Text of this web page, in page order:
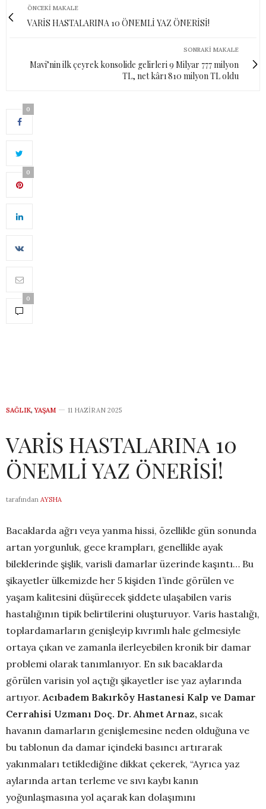
ÖNCEKI MAKALE
VARİS HASTALARINA 10 ÖNEMLİ YAZ ÖNERİSİ!
SONRAKI MAKALE
Mavi’nin ilk çeyrek konsolide gelirleri 9 Milyar 777 milyon
TL, net kârı 810 milyon TL oldu
0
0
0
SAĞLIK, YAŞAM 11 HAZIRAN 2025
VARİS HASTALARINA 10
ÖNEMLİ YAZ ÖNERİSİ!
tarafından AYSHA
Bacaklarda ağrı veya yanma hissi, özellikle gün sonunda
artan yorgunluk, gece krampları, genellikle ayak
bileklerinde şişlik, varisli damarlar üzerinde kaşıntı… Bu
şikayetler ülkemizde her 5 kişiden 1’inde görülen ve
yaşam kalitesini düşürecek şiddete ulaşabilen varis
hastalığının tipik belirtilerini oluşturuyor. Varis hastalığı,
toplardamarların genişleyip kıvrımlı hale gelmesiyle
ortaya çıkan ve zamanla ilerleyebilen kronik bir damar
problemi olarak tanımlanıyor. En sık bacaklarda
görülen varisin yol açtığı şikayetler ise yaz aylarında
artıyor.Acıbadem Bakırköy Hastanesi Kalp ve Damar
Cerrahisi Uzmanı Doç. Dr. Ahmet Arnaz, sıcak
havanın damarların genişlemesine neden olduğuna ve
bu tablonun da damar içindeki basıncı artırarak
yakınmaları tetiklediğine dikkat çekerek, “Ayrıca yaz
aylarında artan terleme ve sıvı kaybı kanın
yoğunlaşmasına yol açarak kan dolaşımını